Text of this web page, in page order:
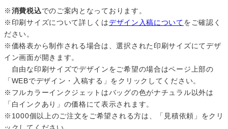
※消費税込でのご案内となっております。
※印刷サイズについて詳しくはデザイン入稿についてをご確認く
ださい。
※価格表から制作される場合は、選択された印刷サイズにてデザ
イン画面が開きます。
自由な印刷サイズでデザインをご希望の場合はページ上部の
「WEBでデザイン・入稿する」をクリックしてください。
※フルカラーインクジェットはバッグの色がナチュラル以外は
「白インクあり」の価格にて表示されます。
※1000個以上のご注文をご希望される方は、「見積依頼」をクリ